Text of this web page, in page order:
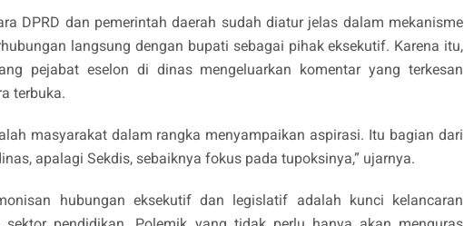
DPRD dan pemerintah daerah sudah diatur jelas dalam mekanisme
langsung dengan bupati sebagai pihak eksekutif. Karena itu,
pejabat eselon di dinas mengeluarkan komentar yang terkesan
terbuka.
masyarakat dalam rangka menyampaikan aspirasi. Itu bagian dari
apalagi Sekdis, sebaiknya fokus pada tupoksinya,” ujarnya.
hubungan eksekutif dan legislatif adalah kunci kelancaran